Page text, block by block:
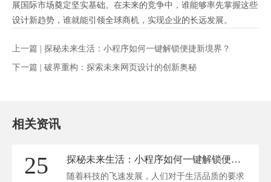
展国际市场奠定坚实基础。在未来的竞争中，谁能够率先掌握这些
设计新趋势，谁就能引领全球商机，实现企业的长远发展。
上一篇 | 探秘未来生活：小程序如何一键解锁便捷新境界？
下一篇 | 破界重构：探索未来网页设计的创新奥秘
相关资讯
25 探秘未来生活：小程序如何一键解锁便捷新境界？
随着科技的飞速发展，人们对于生活品质的要求